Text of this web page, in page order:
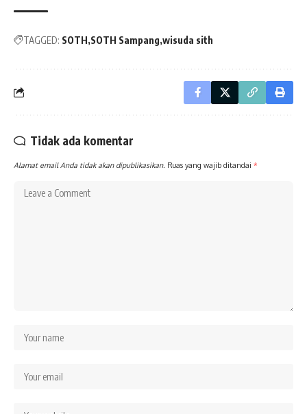
TAGGED: SOTH SOTH Sampang wisuda sith
Tidak ada komentar
Alamat email Anda tidak akan dipublikasikan. Ruas yang wajib ditandai *